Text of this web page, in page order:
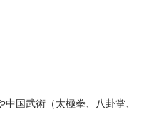
国武術（太極拳、八卦掌、